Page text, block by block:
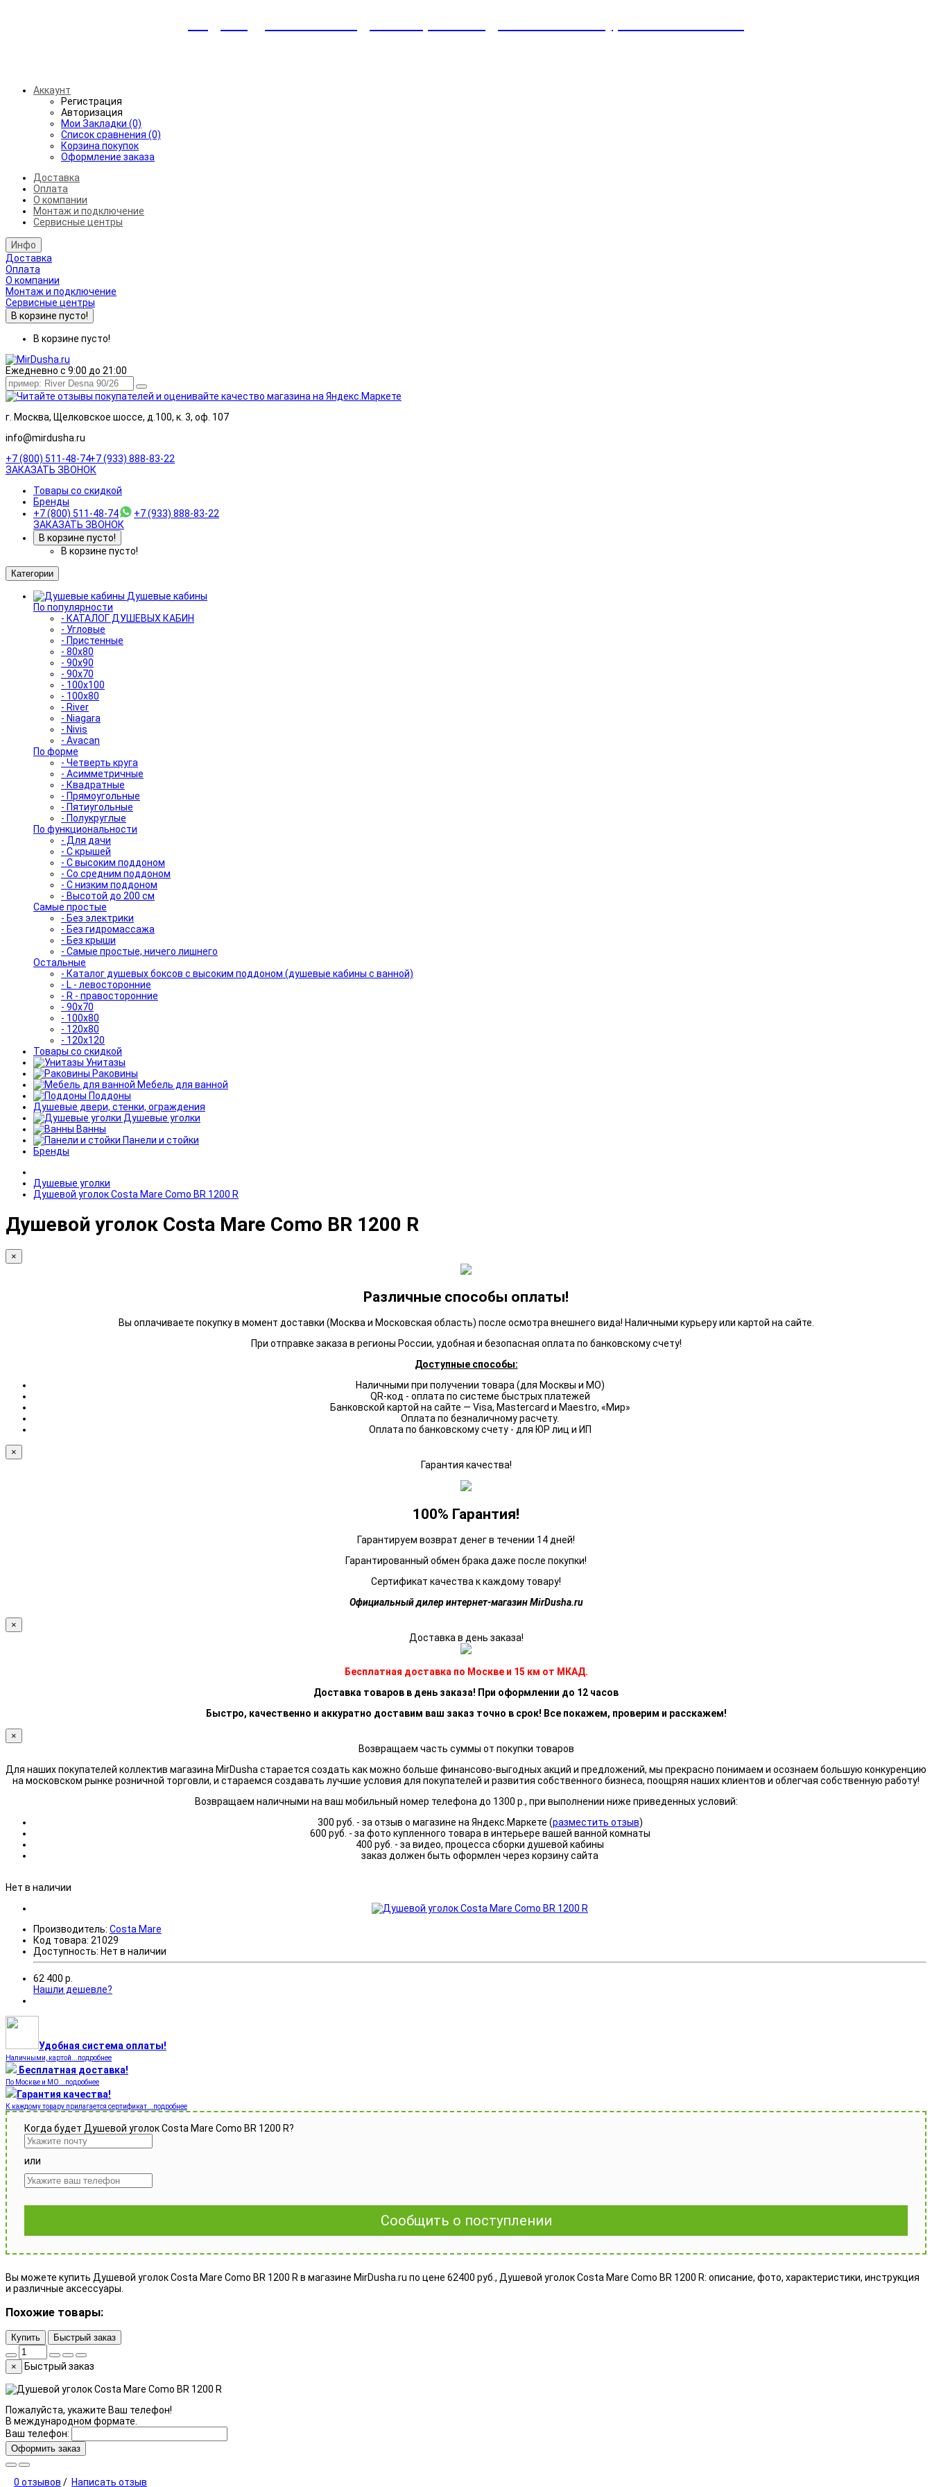
Аккаунт
Регистрация
Авторизация
Мои Закладки (0)
Список сравнения (0)
Корзина покупок
Оформление заказа
Доставка
Оплата
О компании
Монтаж и подключение
Сервисные центры
Инфо
Доставка
Оплата
О компании
Монтаж и подключение
Сервисные центры
В корзине пусто!
В корзине пусто!
Ежедневно с 9:00 до 21:00
г. Москва, Щелковское шоссе, д.100, к. 3, оф. 107
info@mirdusha.ru
+7 (800) 511-48-74+7 (933) 888-83-22
ЗАКАЗАТЬ ЗВОНОК
Товары со скидкой
Бренды
+7 (800) 511-48-74
+7 (933) 888-83-22
ЗАКАЗАТЬ ЗВОНОК
В корзине пусто!
В корзине пусто!
Категории
Душевые кабины
По популярности
- КАТАЛОГ ДУШЕВЫХ КАБИН
- Угловые
- Пристенные
- 80x80
- 90x90
- 90x70
- 100x100
- 100x80
- River
- Niagara
- Nivis
- Avacan
По форме
- Четверть круга
- Асимметричные
- Квадратные
- Прямоугольные
- Пятиугольные
- Полукруглые
По функциональности
- Для дачи
- С крышей
- С высоким поддоном
- Со средним поддоном
- С низким поддоном
- Высотой до 200 см
Самые простые
- Без электрики
- Без гидромассажа
- Без крыши
- Самые простые, ничего лишнего
Остальные
- Каталог душевых боксов с высоким поддоном (душевые кабины с ванной)
- L - левосторонние
- R - правосторонние
- 90x70
- 100x80
- 120x80
- 120x120
Товары со скидкой
Унитазы
Раковины
Мебель для ванной
Поддоны
Душевые двери, стенки, ограждения
Душевые уголки
Ванны
Панели и стойки
Бренды
Душевые уголки
Душевой уголок Costa Mare Como BR 1200 R
Душевой уголок Costa Mare Como BR 1200 R
×
Различные способы оплаты!
Вы оплачиваете покупку в момент доставки (Москва и Московская область) после осмотра внешнего вида! Наличными курьеру или картой на сайте.
При отправке заказа в регионы России, удобная и безопасная оплата по банковскому счету!
Доступные способы:
Наличными при получении товара (для Москвы и МО)
QR-код - оплата по системе быстрых платежей
Банковской картой на сайте — Visa, Mastercard и Maestro, «Мир»
Оплата по безналичному расчету.
Оплата по банковскому счету - для ЮР лиц и ИП
×
Гарантия качества!
100% Гарантия!
Гарантируем возврат денег в течении 14 дней!
Гарантированный обмен брака даже после покупки!
Сертификат качества к каждому товару!
Официальный дилер интернет-магазин MirDusha.ru
×
Доставка в день заказа!
Бесплатная доставка по Москве и 15 км от МКАД.
Доставка товаров в день заказа! При оформлении до 12 часов
Быстро, качественно и аккуратно доставим ваш заказ точно в срок! Все покажем, проверим и расскажем!
×
Возвращаем часть суммы от покупки товаров
Для наших покупателей коллектив магазина MirDusha старается создать как можно больше финансово-выгодных акций и предложений, мы прекрасно понимаем и осознаем большую конкуренцию
на московском рынке розничной торговли, и стараемся создавать лучшие условия для покупателей и развития собственного бизнеса, поощряя наших клиентов и облегчая собственную работу!
Возвращаем наличными на ваш мобильный номер телефона до 1300 р., при выполнении ниже приведенных условий:
300 руб. - за отзыв о магазине на Яндекс.Маркете (разместить отзыв)
600 руб. - за фото купленного товара в интерьере вашей ванной комнаты
400 руб. - за видео, процесса сборки душевой кабины
заказ должен быть оформлен через корзину сайта
Нет в наличии
Производитель: Costa Mare
Код товара: 21029
Доступность: Нет в наличии
62 400 р.
Нашли дешевле?
Удобная система оплаты!
Наличными, картой...подробнее
Бесплатная доставка!
По Москве и МО...подробнее
Гарантия качества!
К каждому товару прилагается сертификат...подробнее
Когда будет Душевой уголок Costa Mare Como BR 1200 R?
или
Сообщить о поступлении
Вы можете купить Душевой уголок Costa Mare Como BR 1200 R в магазине MirDusha.ru по цене 62400 руб., Душевой уголок Costa Mare Como BR 1200 R: описание, фото, характеристики, инструкция
и различные аксессуары.
Похожие товары:
Купить Быстрый заказ
× Быстрый заказ
Пожалуйста, укажите Ваш телефон!
В международном формате.
Ваш телефон:
Оформить заказ
0 отзывов / Написать отзыв